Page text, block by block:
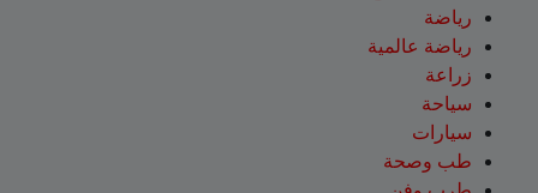
رياضة
رياضة عالمية
زراعة
سياحة
سيارات
طب وصحة